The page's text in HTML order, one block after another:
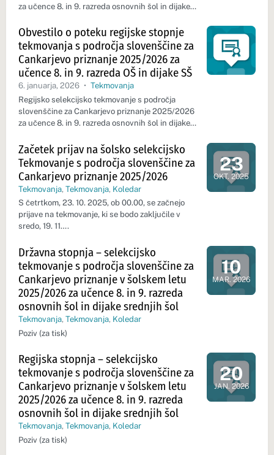
za učence 8. in 9. razreda osnovnih šol in dijake…
Obvestilo o poteku regijske stopnje
tekmovanja s področja slovenščine za
Cankarjevo priznanje 2025/2026 za
učence 8. in 9. razreda OŠ in dijake SŠ
6. januarja, 2026 • Tekmovanja
Regijsko selekcijsko tekmovanje s področja
slovenščine za Cankarjevo priznanje 2025/2026
za učence 8. in 9. razreda osnovnih šol in dijake…
Začetek prijav na šolsko selekcijsko
Tekmovanje s področja slovenščine za
Cankarjevo priznanje 2025/2026
Tekmovanja, Tekmovanja, Koledar
S četrtkom, 23. 10. 2025, ob 00.00, se začnejo
prijave na tekmovanje, ki se bodo zaključile v
sredo, 19. 11….
23
OKT. 2025
Dan
Državna stopnja – selekcijsko
tekmovanje s področja slovenščine za
Cankarjevo priznanje v šolskem letu
2025/2026 za učence 8. in 9. razreda
osnovnih šol in dijake srednjih šol
Tekmovanja, Tekmovanja, Koledar
Poziv (za tisk)
10
MAR. 2026
Dan
Regijska stopnja – selekcijsko
tekmovanje s področja slovenščine za
Cankarjevo priznanje v šolskem letu
2025/2026 za učence 8. in 9. razreda
osnovnih šol in dijake srednjih šol
Tekmovanja, Tekmovanja, Koledar
Poziv (za tisk)
20
JAN. 2026
Dan